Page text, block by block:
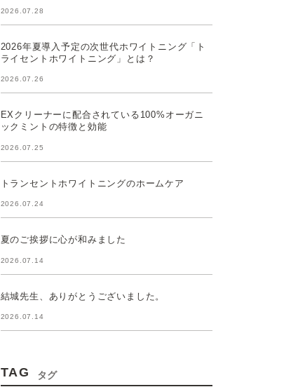
2026.07.28
2026年夏導入予定の次世代ホワイトニング「ト
ライセントホワイトニング」とは？
2026.07.26
EXクリーナーに配合されている100%オーガニ
ックミントの特徴と効能
2026.07.25
トランセントホワイトニングのホームケア
2026.07.24
夏のご挨拶に心が和みました
2026.07.14
結城先生、ありがとうございました。
2026.07.14
TAG タグ